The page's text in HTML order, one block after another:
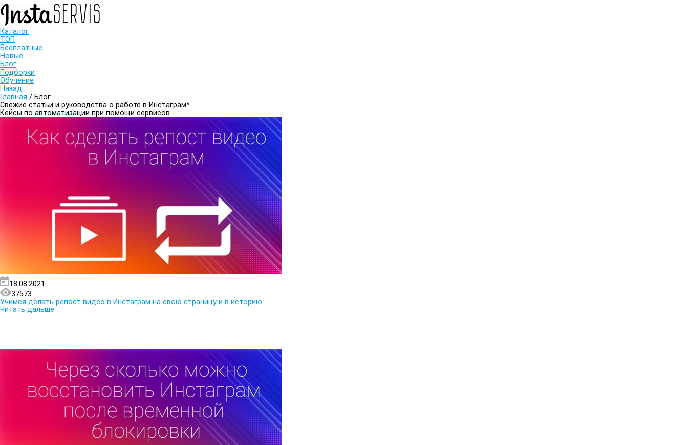
Каталог
ТОП
Бесплатные
Новые
Блог
Подборки
Обучение
Назад
Главная / Блог
Свежие статьи и руководства о работе в Инстаграм*
Кейсы по автоматизации при помощи сервисов
18.08.2021
37573
Учимся делать репост видео в Инстаграм на свою страницу и в историю
Читать дальше